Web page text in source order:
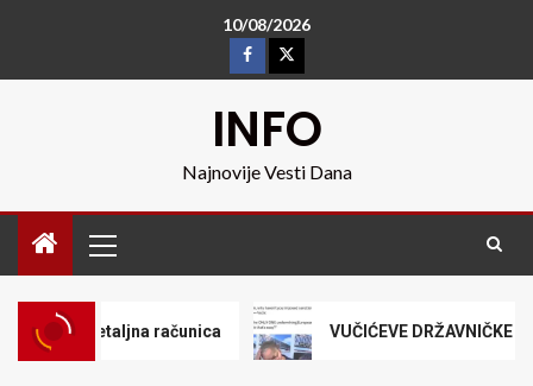
10/08/2026
INFO
Najnovije Vesti Dana
računica VUČIĆEVE DRŽAVNIČKE REČI CITIRA